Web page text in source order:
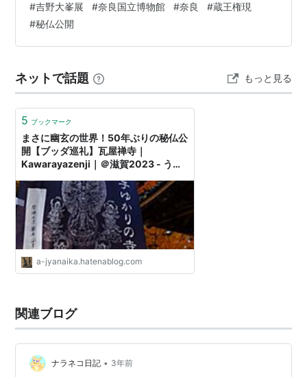
逆さ吊りにされる荒行が印象的で、女人禁制。今夏 東博
でも秘仏展（空海と真言の名宝）は開催されるけれど、
大峯山寺の御本尊が公開されるのは奈良博のみ。今世で
した。
#吉野大峯展 #奈良国立博物館 #奈良 #蔵王権現
#秘仏公開
ネットで話題 もっと見る
5 ブックマーク
まさに幽玄の世界！50年ぶりの秘仏公
開【ブッダ巡礼】瓦屋禅寺｜
Kawarayazenji｜＠滋賀2023 - うめ
a-jyanaika.hatenablog.com
関連ブログ
ナラネコ日記 • 3年前